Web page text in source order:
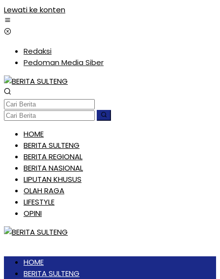
Lewati ke konten
Redaksi
Pedoman Media Siber
HOME
BERITA SULTENG
BERITA REGIONAL
BERITA NASIONAL
LIPUTAN KHUSUS
OLAH RAGA
LIFESTYLE
OPINI
HOME
BERITA SULTENG